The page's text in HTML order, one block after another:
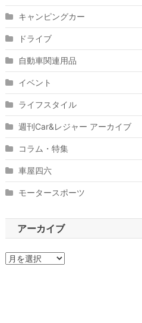
キャンピングカー
ドライブ
自動車関連用品
イベント
ライフスタイル
週刊Car&レジャー アーカイブ
コラム・特集
車屋四六
モータースポーツ
アーカイブ
ア